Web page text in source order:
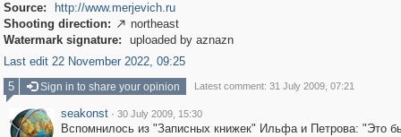
Source:
http://www.merjevich.ru
Shooting direction:  northeast
Watermark signature:
uploaded by aznazn
Last edit 22 November 2022, 09:25
5
Sign in to share your opinion Latest comment: 31 July 2009, 07:21
seakonst · 30 July 2009, 15:30
Вспомнилось из "Записных книжек" Ильфа и Петрова: "Это